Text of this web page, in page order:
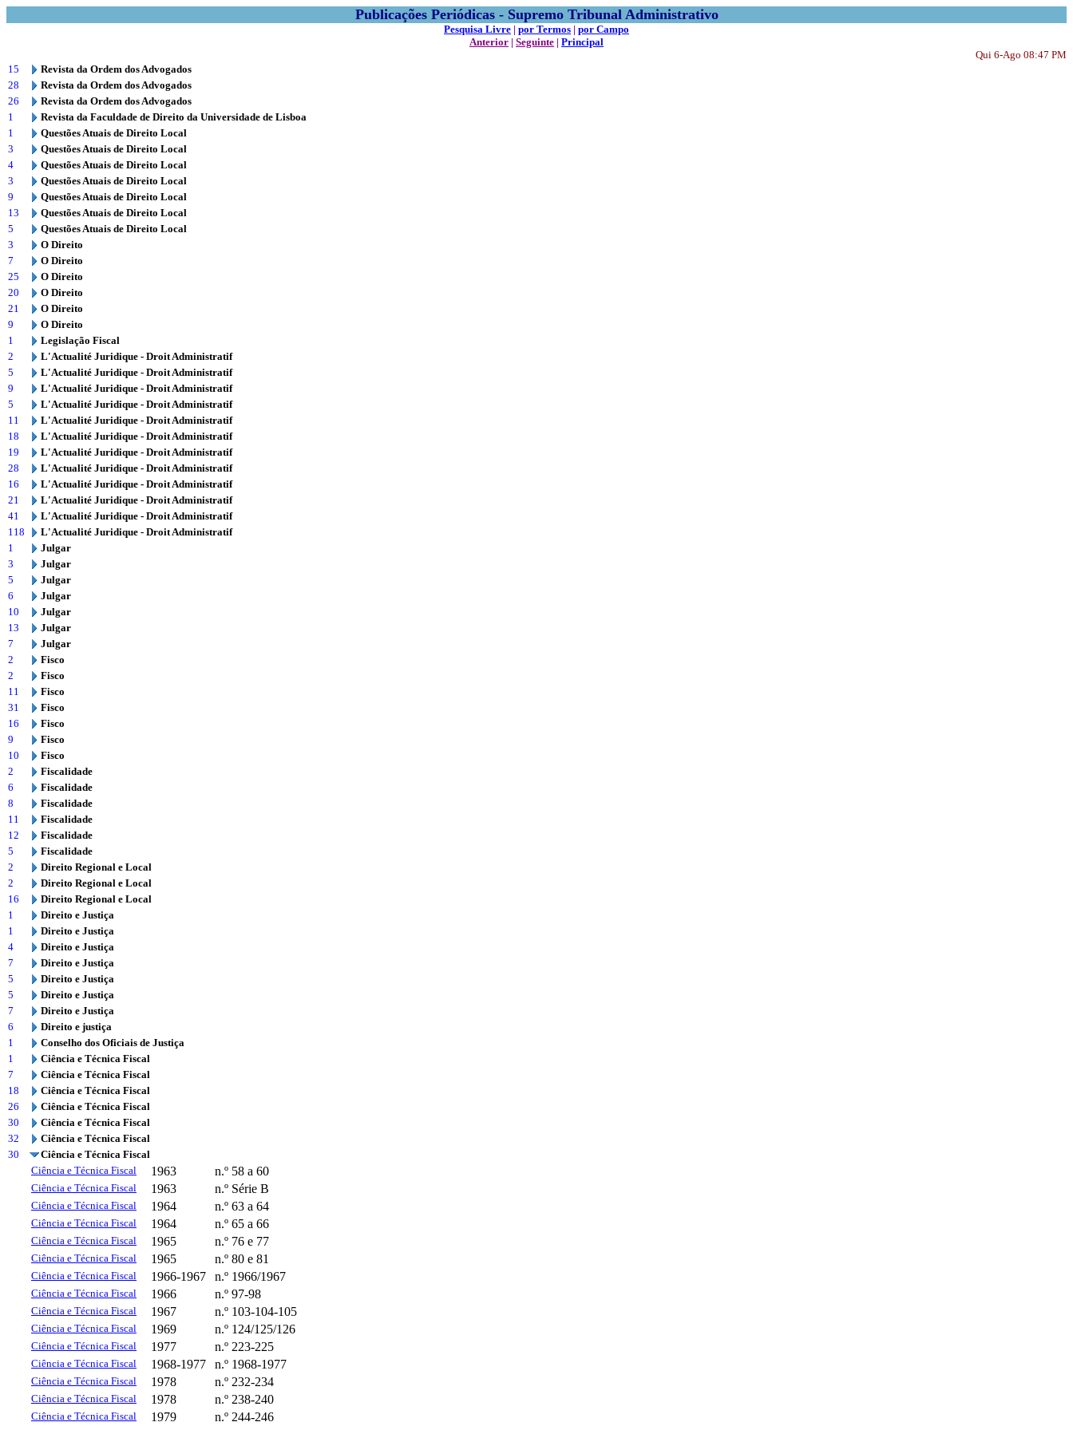
Publicações Periódicas - Supremo Tribunal Administrativo
Pesquisa Livre | por Termos | por Campo
Anterior | Seguinte | Principal
Qui 6-Ago 08:47 PM
15
Revista da Ordem dos Advogados
28
Revista da Ordem dos Advogados
26
Revista da Ordem dos Advogados
1
Revista da Faculdade de Direito da Universidade de Lisboa
1
Questões Atuais de Direito Local
3
Questões Atuais de Direito Local
4
Questões Atuais de Direito Local
3
Questões Atuais de Direito Local
9
Questões Atuais de Direito Local
13
Questões Atuais de Direito Local
5
Questões Atuais de Direito Local
3
O Direito
7
O Direito
25
O Direito
20
O Direito
21
O Direito
9
O Direito
1
Legislação Fiscal
2
L'Actualité Juridique - Droit Administratif
5
L'Actualité Juridique - Droit Administratif
9
L'Actualité Juridique - Droit Administratif
5
L'Actualité Juridique - Droit Administratif
11
L'Actualité Juridique - Droit Administratif
18
L'Actualité Juridique - Droit Administratif
19
L'Actualité Juridique - Droit Administratif
28
L'Actualité Juridique - Droit Administratif
16
L'Actualité Juridique - Droit Administratif
21
L'Actualité Juridique - Droit Administratif
41
L'Actualité Juridique - Droit Administratif
118
L'Actualité Juridique - Droit Administratif
1
Julgar
3
Julgar
5
Julgar
6
Julgar
10
Julgar
13
Julgar
7
Julgar
2
Fisco
2
Fisco
11
Fisco
31
Fisco
16
Fisco
9
Fisco
10
Fisco
2
Fiscalidade
6
Fiscalidade
8
Fiscalidade
11
Fiscalidade
12
Fiscalidade
5
Fiscalidade
2
Direito Regional e Local
2
Direito Regional e Local
16
Direito Regional e Local
1
Direito e Justiça
1
Direito e Justiça
4
Direito e Justiça
7
Direito e Justiça
5
Direito e Justiça
5
Direito e Justiça
7
Direito e Justiça
6
Direito e justiça
1
Conselho dos Oficiais de Justiça
1
Ciência e Técnica Fiscal
7
Ciência e Técnica Fiscal
18
Ciência e Técnica Fiscal
26
Ciência e Técnica Fiscal
30
Ciência e Técnica Fiscal
32
Ciência e Técnica Fiscal
30
Ciência e Técnica Fiscal
Ciência e Técnica Fiscal
1963 n.º 58 a 60
Ciência e Técnica Fiscal 1963 n.º Série B
Ciência e Técnica Fiscal 1964 n.º 63 a 64
Ciência e Técnica Fiscal 1964 n.º 65 a 66
Ciência e Técnica Fiscal 1965 n.º 76 e 77
Ciência e Técnica Fiscal 1965 n.º 80 e 81
Ciência e Técnica Fiscal 1966-1967 n.º 1966/1967
Ciência e Técnica Fiscal 1966 n.º 97-98
Ciência e Técnica Fiscal 1967 n.º 103-104-105
Ciência e Técnica Fiscal 1969 n.º 124/125/126
Ciência e Técnica Fiscal 1977 n.º 223-225
Ciência e Técnica Fiscal 1968-1977 n.º 1968-1977
Ciência e Técnica Fiscal 1978 n.º 232-234
Ciência e Técnica Fiscal 1978 n.º 238-240
Ciência e Técnica Fiscal 1979 n.º 244-246